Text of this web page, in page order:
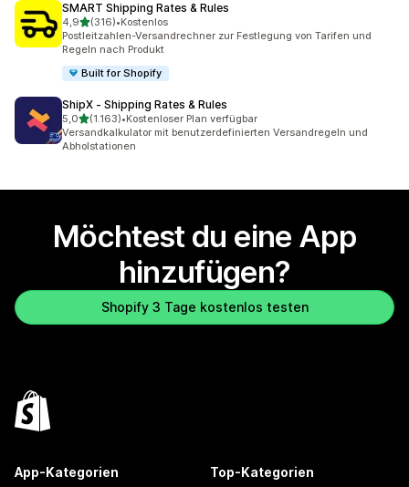
SMART Shipping Rates & Rules
4,9von 5 Sternen
(316)
316 Rezensionen insgesamt
•Kostenlos
Postleitzahlen-Versandrechner zur Festlegung von Tarifen und
Regeln nach Produkt
Built for Shopify
ShipX ‑ Shipping Rates & Rules
5,0von 5 Sternen
(1.163)
1163 Rezensionen insgesamt
•Kostenloser Plan verfügbar
Versandkalkulator mit benutzerdefinierten Versandregeln und
Abholstationen
Möchtest du eine App
hinzufügen?
Shopify 3 Tage kostenlos testen
App-Kategorien Top-Kategorien